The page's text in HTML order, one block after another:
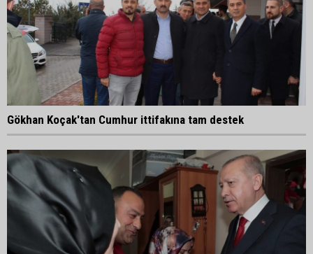
Gökhan Koçak'tan Cumhur ittifakına tam destek